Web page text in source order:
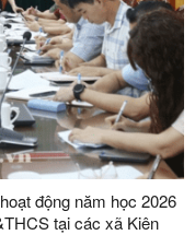
động năm học 2026
tại các xã Kiên